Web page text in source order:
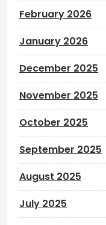
February 2026
January 2026
December 2025
November 2025
October 2025
September 2025
August 2025
July 2025